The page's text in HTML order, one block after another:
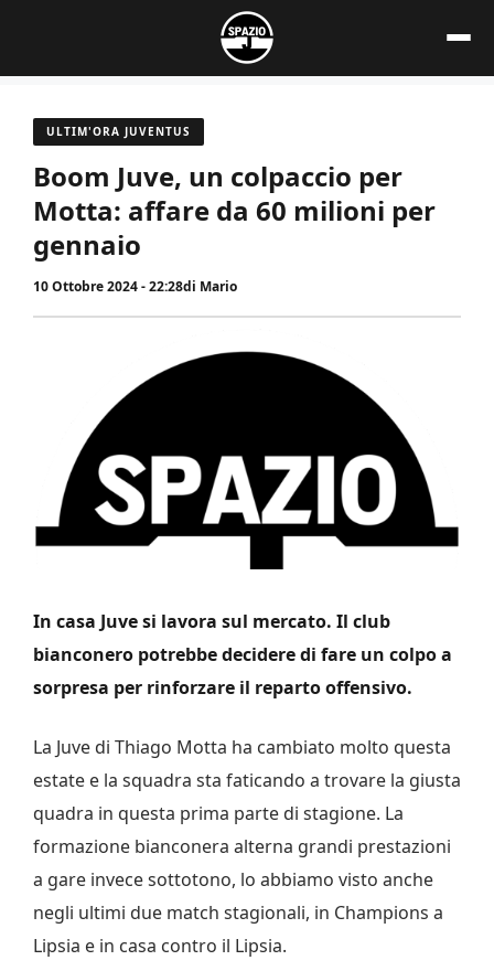
contenuto
ULTIM'ORA JUVENTUS
Boom Juve, un colpaccio per
Motta: affare da 60 milioni per
gennaio
10 Ottobre 2024 - 22:28di Mario
In casa Juve si lavora sul mercato. Il club
bianconero potrebbe decidere di fare un colpo a
sorpresa per rinforzare il reparto offensivo.
La Juve di Thiago Motta ha cambiato molto questa
estate e la squadra sta faticando a trovare la giusta
quadra in questa prima parte di stagione. La
formazione bianconera alterna grandi prestazioni
a gare invece sottotono, lo abbiamo visto anche
negli ultimi due match stagionali, in Champions a
Lipsia e in casa contro il Lipsia.